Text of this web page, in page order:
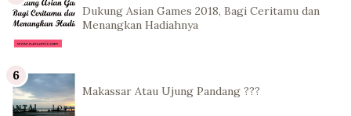
Dukung Asian Games 2018, Bagi Ceritamu dan
Menangkan Hadiahnya
Makassar Atau Ujung Pandang ???